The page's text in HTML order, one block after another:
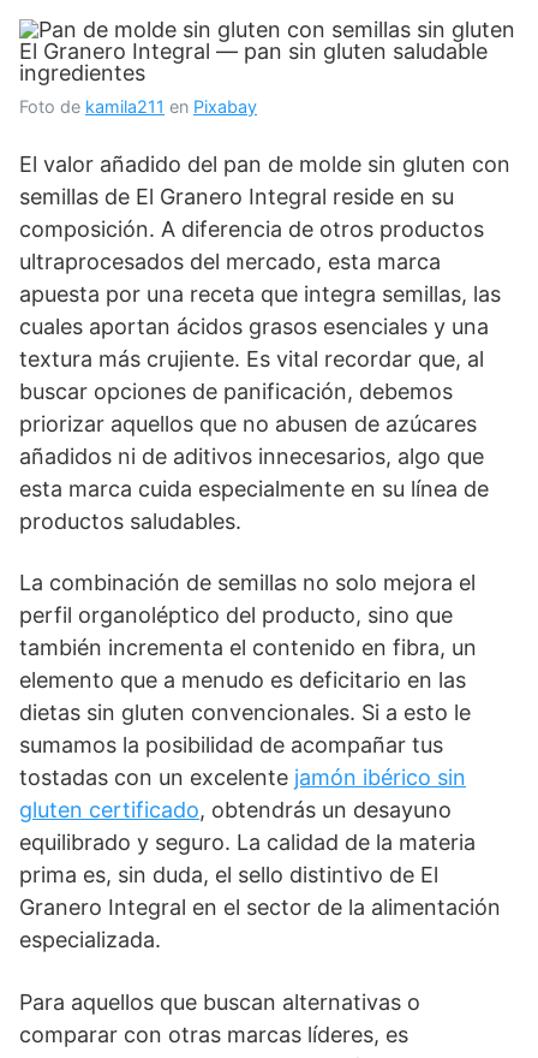
Foto de kamila211 en Pixabay
El valor añadido del pan de molde sin gluten con
semillas de El Granero Integral reside en su
composición. A diferencia de otros productos
ultraprocesados del mercado, esta marca
apuesta por una receta que integra semillas, las
cuales aportan ácidos grasos esenciales y una
textura más crujiente. Es vital recordar que, al
buscar opciones de panificación, debemos
priorizar aquellos que no abusen de azúcares
añadidos ni de aditivos innecesarios, algo que
esta marca cuida especialmente en su línea de
productos saludables.
La combinación de semillas no solo mejora el
perfil organoléptico del producto, sino que
también incrementa el contenido en fibra, un
elemento que a menudo es deficitario en las
dietas sin gluten convencionales. Si a esto le
sumamos la posibilidad de acompañar tus
tostadas con un excelente jamón ibérico sin
gluten certificado, obtendrás un desayuno
equilibrado y seguro. La calidad de la materia
prima es, sin duda, el sello distintivo de El
Granero Integral en el sector de la alimentación
especializada.
Para aquellos que buscan alternativas o
comparar con otras marcas líderes, es